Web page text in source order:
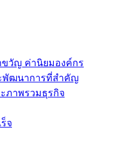
วัญ ค่านิยมองค์กร
พัฒนาการที่สำคัญ
ภาพรวมธุรกิจ
จ